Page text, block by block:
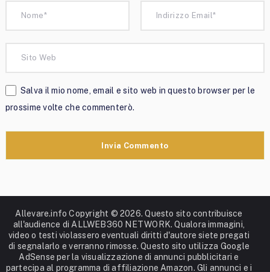
Salva il mio nome, email e sito web in questo browser per le
prossime volte che commenterò.
Allevare.info Copyright © 2026. Questo sito contribuisce
all'audience di ALLWEB360 NETWORK. Qualora immagini,
video o testi violassero eventuali diritti d'autore siete pregati
di segnalarlo e verranno rimosse. Questo sito utilizza Google
AdSense per la visualizzazione di annunci pubblicitari e
partecipa al programma di affiliazione Amazon. Gli annunci e i